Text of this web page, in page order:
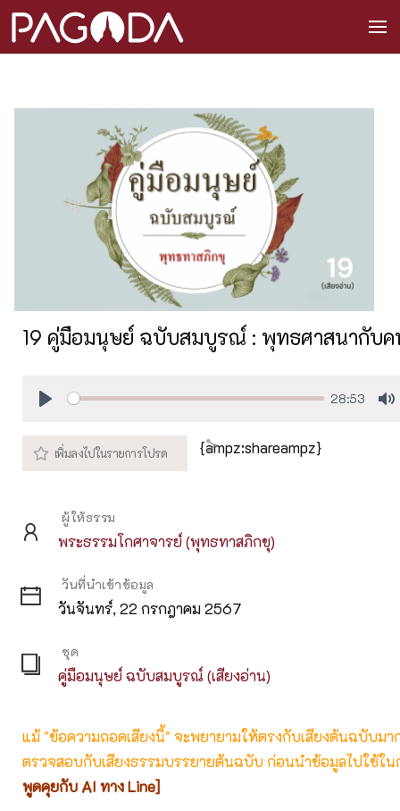
19 คู่มือมนุษย์ ฉบับสมบูรณ์ : พุทธศาสนากับ
28:53
{ampz:shareampz}
ผู้ให้ธรรม
พระธรรมโกศาจารย์ (พุทธทาสภิกขุ)
วันที่นำเข้าข้อมูล
วันจันทร์, 22 กรกฎาคม 2567
ชุด
คู่มือมนุษย์ ฉบับสมบูรณ์ (เสียงอ่าน)
แม้ "ข้อความถอดเสียงนี้" จะพยายามให้ตรงกับเสียงต้นฉบับม
ตรวจสอบกับเสียงธรรมบรรยายต้นฉบับ ก่อนนำข้อมูลไปใช้ใน
พูดคุยกับ AI ทาง Line]